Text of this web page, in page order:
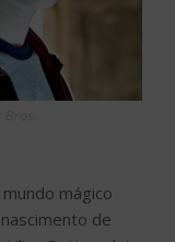
mágico
de